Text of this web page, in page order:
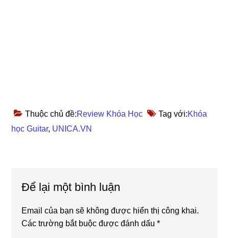
Thuộc chủ đề:Review Khóa Học Tag với:Khóa
học Guitar, UNICA.VN
Interactions
Để lại một bình luận
Email của bạn sẽ không được hiển thị công khai.
Các trường bắt buộc được đánh dấu*